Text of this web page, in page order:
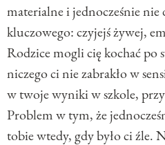
materialne i jednocześnie nie
kluczowego: czyjejś żywej,
Rodzice mogli cię kochać po
niczego ci nie zabrakło w
w twoje wyniki w szkole,
Problem w tym, że
tobie wtedy, gdy było ci źle.